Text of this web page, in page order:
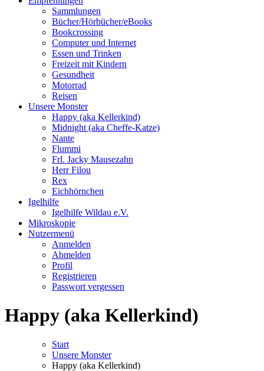
Sammlungen
Bücher/Hörbücher/eBooks
Bookcrossing
Computer und Internet
Essen und Trinken
Freizeit mit Kindern
Gesundheit
Motorrad
Reisen
Unsere Monster
Happy (aka Kellerkind)
Midnight (aka Cheffe-Katze)
Nante
Flummi
Frl. Jacky Mausezahn
Herr Filou
Rex
Eichhörnchen
Igelhilfe
Igelhilfe Wildau e.V.
Mikroskopie
Nutzermenü
Anmelden
Abmelden
Profil
Registrieren
Passwort vergessen
Happy (aka Kellerkind)
Start
Unsere Monster
Happy (aka Kellerkind)